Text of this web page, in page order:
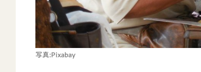
写真:Pixabay